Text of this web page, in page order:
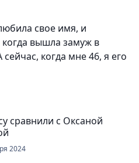
свое имя, и
вышла замуж в
когда мне 46, я его
сравнили с Оксаной
2024